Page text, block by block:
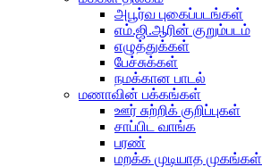
அபூர்வ புகைப்படங்கள்
எம்.ஜி.ஆரின் குறும்படம்
எழுத்துக்கள்
பேச்சுக்கள்
நமக்கான பாடல்
மணாவின் பக்கங்கள்
ஊர் சுற்றிக் குறிப்புகள்
சாப்பிட வாங்க
பரண்
மறக்க முடியாத முகங்கள்